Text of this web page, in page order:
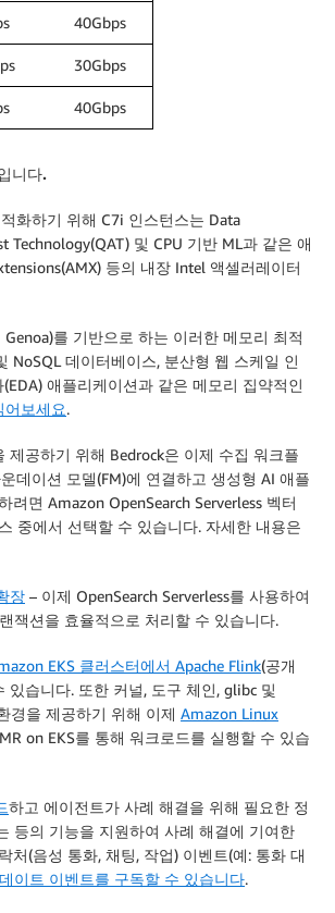
40Gbps
30Gbps
40Gbps
니다.
화하기 위해 C7i 인스턴스는 Data
Technology(QAT) 및 CPU 기반 ML과 같은 애
등의 내장 Intel 액셀러레이터
를 기반으로 하는 이러한 메모리 최적
NoSQL 데이터베이스, 분산형 웹 스케일 인
애플리케이션과 같은 메모리 집약적인
보세요.
제공하기 위해 Bedrock은 이제 수집 워크플
데이션 모델(FM)에 연결하고 생성형 AI 애플
면 Amazon OpenSearch Serverless 벡터
중에서 선택할 수 있습니다. 자세한 내용은
장 – 이제 OpenSearch Serverless를 사용하여
잭션을 효율적으로 처리할 수 있습니다.
EKS 클러스터에서 Apache Flink(공개
습니다. 또한 커널, 도구 체인, glibc 및
경을 제공하기 위해 이제 Amazon Linux
on EKS를 통해 워크로드를 실행할 수 있습
하고 에이전트가 사례 해결을 위해 필요한 정
등의 기능을 지원하여 사례 해결에 기여한
(음성 통화, 채팅, 작업) 이벤트(예: 통화 대
이트 이벤트를 구독할 수 있습니다.